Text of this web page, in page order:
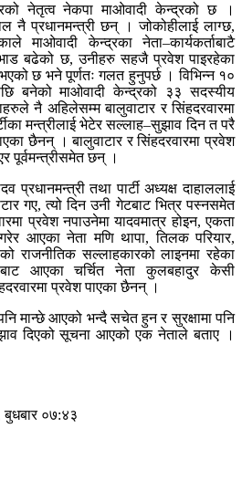
नेतृत्व नेकपा माओवादी केन्द्रको छ ।
नै प्रधानमन्त्री छन् । जोकोहीलाई लाग्छ,
माओवादी केन्द्रका नेता–कार्यकर्ताबाटै
बढेको छ, उनीहरु सहजै प्रवेश पाइरहेका
छ भने पूर्णतः गलत हुनुपर्छ । विभिन्न १०
बनेको माओवादी केन्द्रको ३३ सदस्यीय
नै अहिलेसम्म बालुवाटार र सिंहदरवारमा
मन्त्रीलाई भेटेर सल्लाह–सुझाव दिन त परै
छैनन् । बालुवाटार र सिंहदरवारमा प्रवेश
पूर्वमन्त्रीसमेत छन् ।
प्रधानमन्त्री तथा पार्टी अध्यक्ष दाहाललाई
गए, त्यो दिन उनी गेटबाट भित्र पस्नसमेत
प्रवेश नपाउनेमा यादवमात्र होइन, एकता
गरेर आएका नेता मणि थापा, तिलक परियार,
राजनीतिक सल्लाहकारको लाइनमा रहेका
आएका चर्चित नेता कुलबहादुर केसी
प्रवेश पाएका छैनन् ।
मान्छे आएको भन्दै सचेत हुन र सुरक्षामा पनि
दिएको सूचना आएको एक नेताले बताए ।
बुधबार ०७:४३